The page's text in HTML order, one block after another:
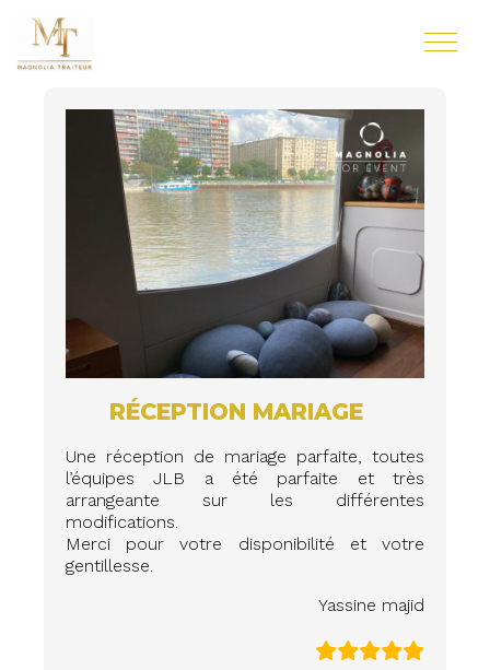
RÉCEPTION MARIAGE
Une réception de mariage parfaite, toutes
l’équipes JLB a été parfaite et très
arrangeante sur les différentes
modifications.
Merci pour votre disponibilité et votre
gentillesse.
Yassine majid